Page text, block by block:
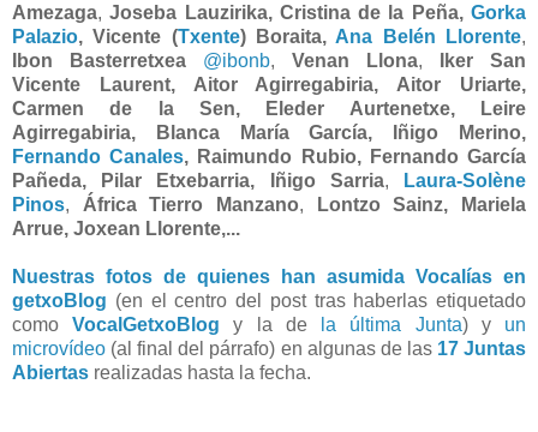
Amezaga,Joseba Lauzirika, Cristina de la Peña,Gorka
Palazio, Vicente (Txente) Boraita, Ana Belén Llorente,
Ibon Basterretxea
@ibonb, Venan Llona,
Iker San
Vicente Laurent, Aitor Agirregabiria, Aitor Uriarte,
Carmen de la Sen, Eleder Aurtenetxe, Leire
Agirregabiria, Blanca María García, Iñigo Merino,
Fernando Canales, Raimundo Rubio, Fernando García
Pañeda, Pilar Etxebarria, Iñigo Sarria,
Laura-Solène
Pinos, África Tierro Manzano,
Lontzo Sainz, Mariela
Arrue, Joxean Llorente,...
Nuestras fotos de quienes han asumida Vocalías en
getxoBlog (en el centro del post tras haberlas etiquetado
comoVocalGetxoBlog y la de la última Junta) y un
microvídeo (al final del párrafo) en algunas de las 17 Juntas
Abiertas realizadas hasta la fecha.